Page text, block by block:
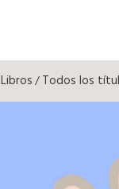
Libros/Todos los